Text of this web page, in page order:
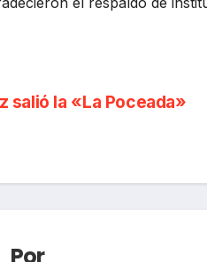
salió la «La Poceada»
Por